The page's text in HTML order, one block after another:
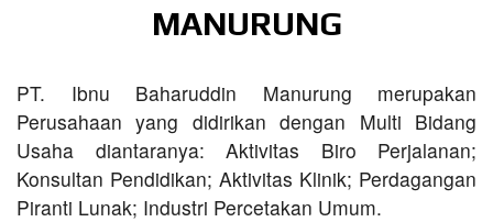
MANURUNG
PT. Ibnu Baharuddin Manurung merupakan
Perusahaan yang didirikan dengan Multi Bidang
Usaha diantaranya: Aktivitas Biro Perjalanan;
Konsultan Pendidikan; Aktivitas Klinik; Perdagangan
Piranti Lunak; Industri Percetakan Umum.